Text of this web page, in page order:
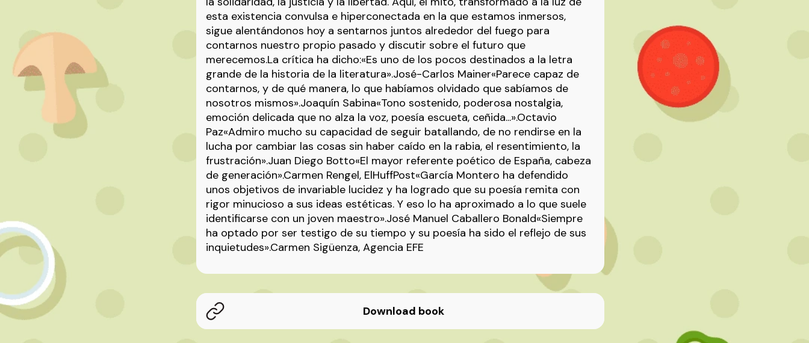
esta existencia convulsa e hiperconectada en la que estamos inmersos,
sigue alentándonos hoy a sentarnos juntos alrededor del fuego para
contarnos nuestro propio pasado y discutir sobre el futuro que
merecemos.La crítica ha dicho:«Es uno de los pocos destinados a la letra
grande de la historia de la literatura».José-Carlos Mainer«Parece capaz de
contarnos, y de qué manera, lo que habíamos olvidado que sabíamos de
nosotros mismos».Joaquín Sabina«Tono sostenido, poderosa nostalgia,
emoción delicada que no alza la voz, poesía escueta, ceñida...».Octavio
Paz«Admiro mucho su capacidad de seguir batallando, de no rendirse en la
lucha por cambiar las cosas sin haber caído en la rabia, el resentimiento, la
frustración».Juan Diego Botto«El mayor referente poético de España, cabeza
de generación».Carmen Rengel, ElHuffPost«García Montero ha defendido
unos objetivos de invariable lucidez y ha logrado que su poesía remita con
rigor minucioso a sus ideas estéticas. Y eso lo ha aproximado a lo que suele
identificarse con un joven maestro».José Manuel Caballero Bonald«Siempre
ha optado por ser testigo de su tiempo y su poesía ha sido el reflejo de sus
inquietudes».Carmen Sigüenza, Agencia EFE
Download book